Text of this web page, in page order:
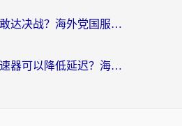
马来西亚怎么玩敢达决战？海外党国服游戏加速避坑指南（附实测推荐）
打阴阳师什么加速器可以降低延迟？海外玩家的真实困境与破局